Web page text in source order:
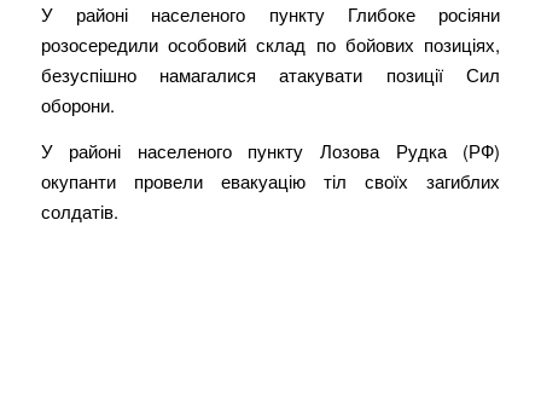
У районі населеного пункту Глибоке росіяни
розосередили особовий склад по бойових позиціях,
безуспішно намагалися атакувати позиції Сил
оборони.
У районі населеного пункту Лозова Рудка (РФ)
окупанти провели евакуацію тіл своїх загиблих
солдатів.